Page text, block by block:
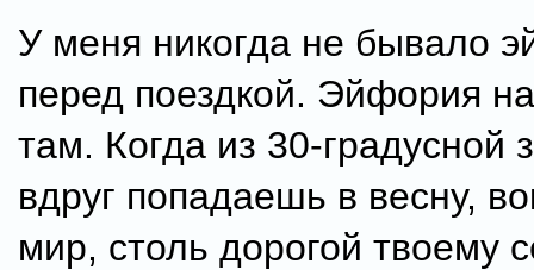
У меня никогда не бывало
перед поездкой. Эйфория
там. Когда из 30-градусной
вдруг попадаешь в весну,
мир, столь дорогой твоему